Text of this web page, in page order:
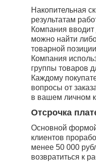
Накопительная
результатам
Компания
можно найти
товарной
Компания
группы товаров
Каждому
вопросы от
в вашем личном
Отсрочка
Основной
клиентов
менее 50 000
возвратиться к